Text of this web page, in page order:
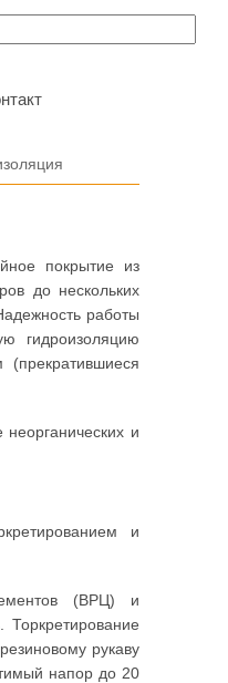
покрытие из
до нескольких
работы
гидроизоляцию
и
и
(ВРЦ) и
рукаву
напор до 20